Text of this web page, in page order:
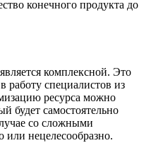
конечного продукта до
комплексной. Это
работу специалистов из
ресурса можно
будет самостоятельно
со сложными
или нецелесообразно.